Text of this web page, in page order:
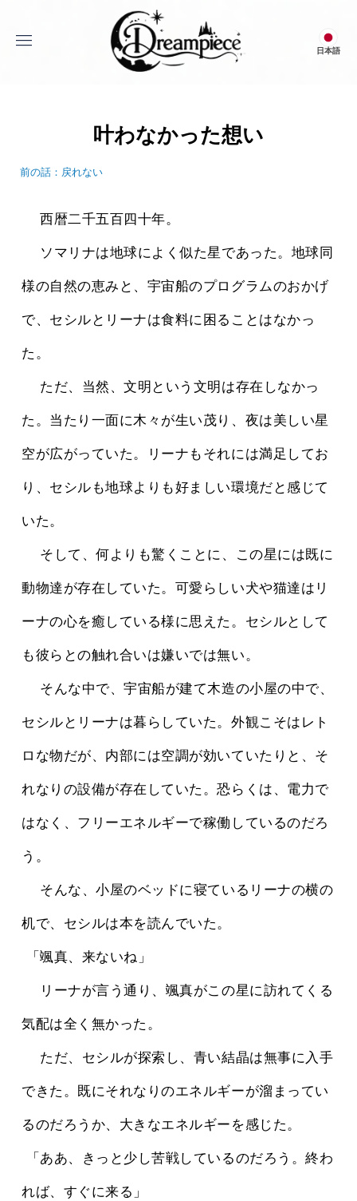
menu 日本語
Dream Piece
叶わなかった想い
前の話：戻れない
西暦二千五百四十年。
様の自然の恵みと、宇宙船のプログラムのおかげ
で、セシルとリーナは食料に困ることはなかっ
た。
た。当たり一面に木々が生い茂り、夜は美しい星
空が広がっていた。リーナもそれには満足してお
り、セシルも地球よりも好ましい環境だと感じて
いた。
動物達が存在していた。可愛らしい犬や猫達はリ
ーナの心を癒している様に思えた。セシルとして
も彼らとの触れ合いは嫌いでは無い。
セシルとリーナは暮らしていた。外観こそはレト
ロな物だが、内部には空調が効いていたりと、そ
れなりの設備が存在していた。恐らくは、電力で
はなく、フリーエネルギーで稼働しているのだろ
う。
机で、セシルは本を読んでいた。
「颯真、来ないね」
気配は全く無かった。
できた。既にそれなりのエネルギーが溜まってい
るのだろうか、大きなエネルギーを感じた。
れば、すぐに来る」